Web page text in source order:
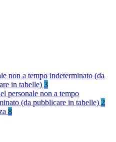
non a tempo indeterminato (da
in tabelle) 3
personale non a tempo
(da pubblicare in tabelle) 2
8